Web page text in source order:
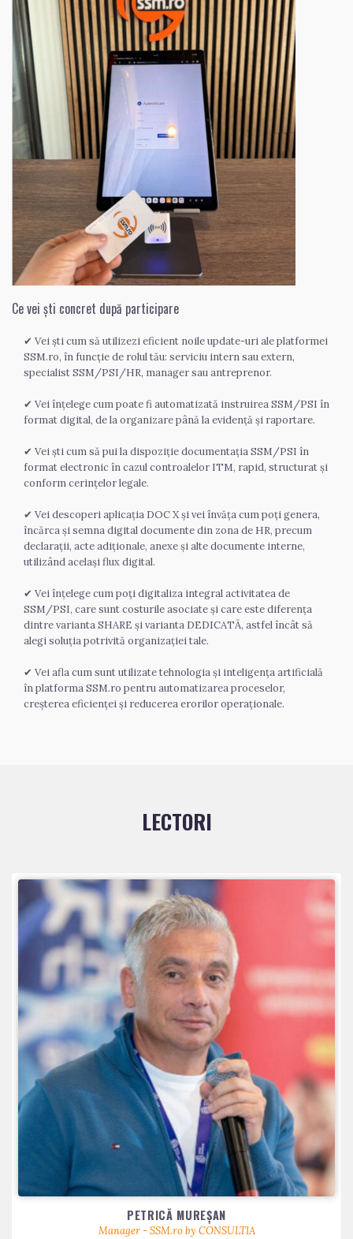
Ce vei ști concret după participare
✔ Vei ști cum să utilizezi eficient noile update-uri ale platformei
SSM.ro, în funcție de rolul tău: serviciu intern sau extern,
specialist SSM/PSI/HR, manager sau antreprenor.
✔ Vei înțelege cum poate fi automatizată instruirea SSM/PSI în
format digital, de la organizare până la evidență și raportare.
✔ Vei ști cum să pui la dispoziție documentația SSM/PSI în
format electronic în cazul controalelor ITM, rapid, structurat și
conform cerințelor legale.
✔ Vei descoperi aplicația DOC X și vei învăța cum poți genera,
încărca și semna digital documente din zona de HR, precum
declarații, acte adiționale, anexe și alte documente interne,
utilizând același flux digital.
✔ Vei înțelege cum poți digitaliza integral activitatea de
SSM/PSI, care sunt costurile asociate și care este diferența
dintre varianta SHARE și varianta DEDICATĂ, astfel încât să
alegi soluția potrivită organizației tale.
✔ Vei afla cum sunt utilizate tehnologia și inteligența artificială
în platforma SSM.ro pentru automatizarea proceselor,
creșterea eficienței și reducerea erorilor operaționale.
LECTORI
PETRICĂ MUREŞAN
Manager - SSM.ro by CONSULTIA